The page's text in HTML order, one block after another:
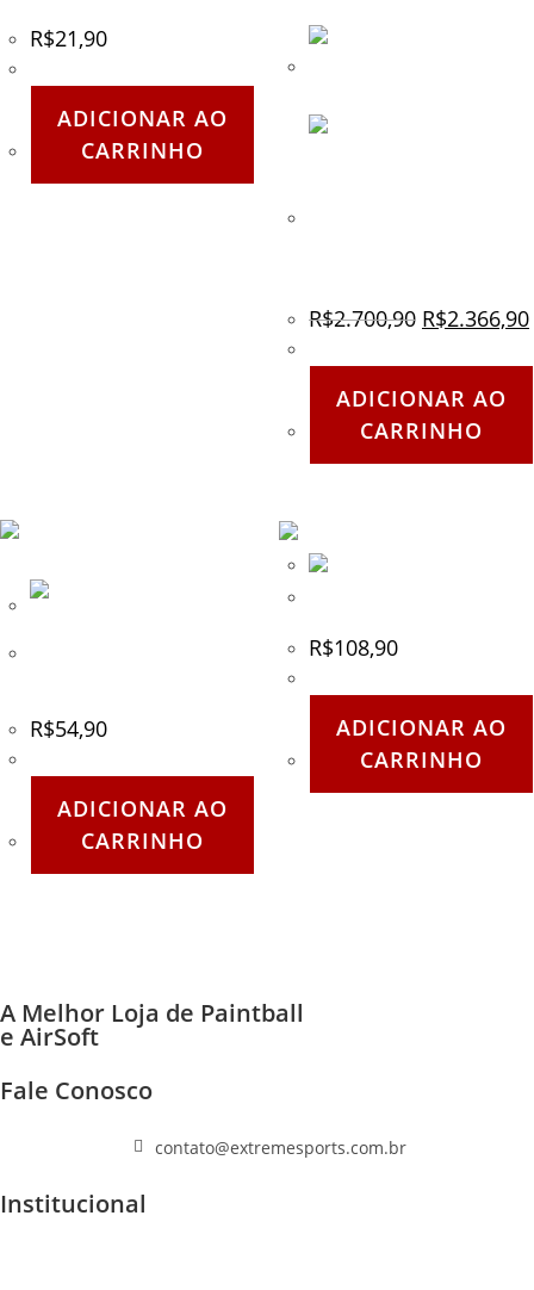
R$21,90
ADICIONAR AO
CARRINHO
R$2.700,90 R$2.366,90
ADICIONAR AO
CARRINHO
R$54,90
ADICIONAR AO
CARRINHO
R$108,90
ADICIONAR AO
CARRINHO
A Melhor Loja de Paintball
e AirSoft
Fale Conosco
contato@extremesports.com.br
Institucional